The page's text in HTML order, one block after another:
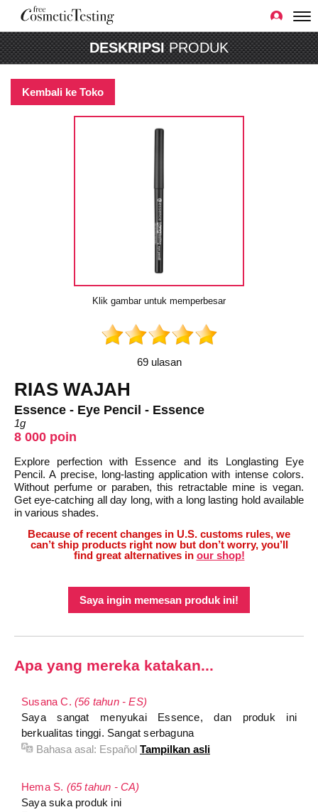
DESKRIPSIPRODUK
Kembali ke Toko
Klik gambar untuk memperbesar
69 ulasan
RIAS WAJAH
Essence - Eye Pencil - Essence
1g
8 000 poin
Explore perfection with Essence and its Longlasting Eye
Pencil. A precise, long-lasting application with intense colors.
Without perfume or paraben, this retractable mine is vegan.
Get eye-catching all day long, with a long lasting hold available
in various shades.
Because of recent changes in U.S. customs rules, we
can’t ship products right now but don’t worry, you’ll
find great alternatives in our shop!
Saya ingin memesan produk ini!
Apa yang mereka katakan...
Susana C. (56 tahun - ES)
Saya sangat menyukai Essence, dan produk ini
berkualitas tinggi. Sangat serbaguna
Bahasa asal: Español Tampilkan asli
Hema S. (65 tahun - CA)
Saya suka produk ini